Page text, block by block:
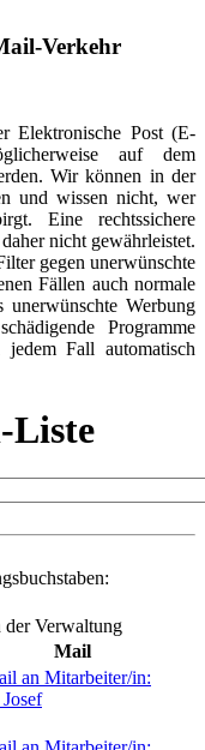
Verkehr
Elektronische Post (E-
auf dem
Wir können in der
und wissen nicht, wer
Eine rechtssichere
nicht gewährleistet.
gegen unerwünschte
Fällen auch normale
unerwünschte Werbung
Programme
Fall automatisch
Liste
der Verwaltung
Mail